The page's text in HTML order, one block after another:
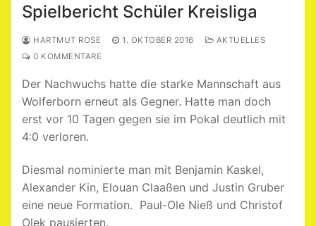
Spielbericht Schüler Kreisliga
HARTMUT ROSE 1. OKTOBER 2016
AKTUELLES
0 KOMMENTARE
Der Nachwuchs hatte die starke Mannschaft aus
Wolferborn erneut als Gegner. Hatte man doch
erst vor 10 Tagen gegen sie im Pokal deutlich mit
4:0 verloren.
Diesmal nominierte man mit Benjamin Kaskel,
Alexander Kin, Elouan Claaßen und Justin Gruber
eine neue Formation. Paul-Ole Nieß und Christof
Olek pausierten.